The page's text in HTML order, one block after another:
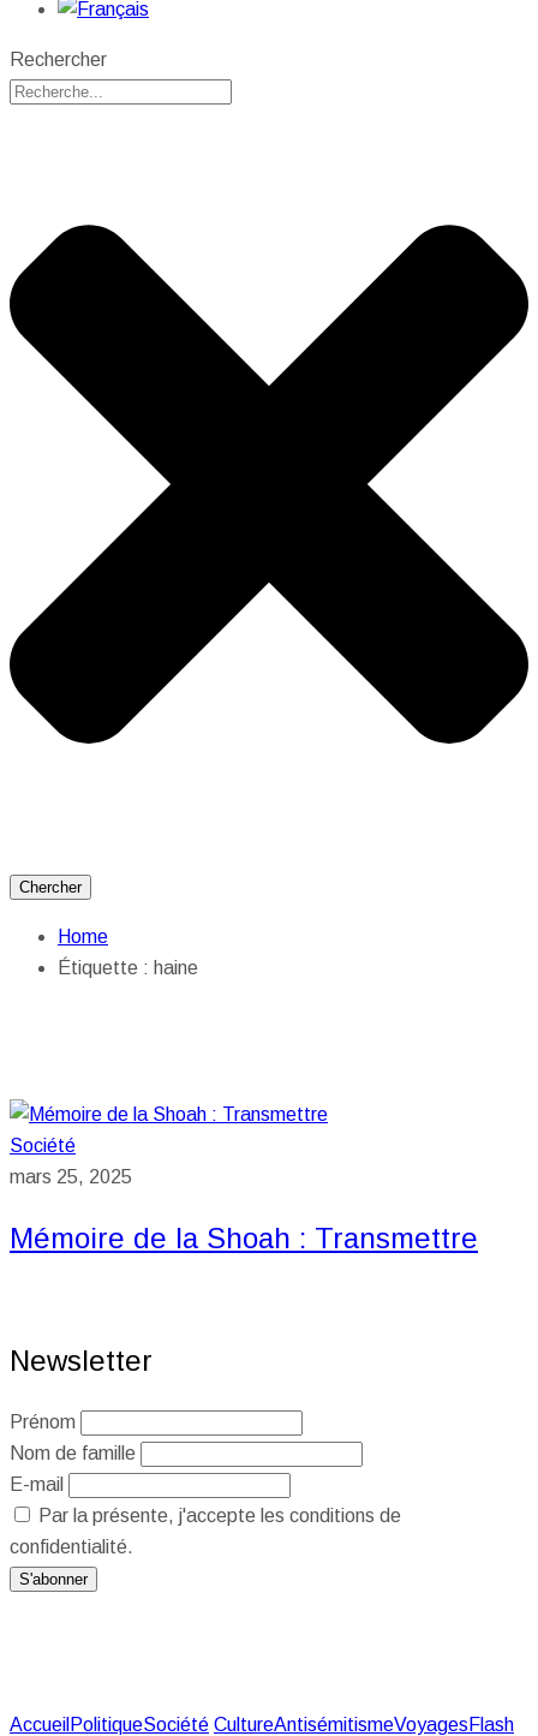
Rechercher
Chercher
Home
Étiquette : haine
Société
mars 25, 2025
Mémoire de la Shoah : Transmettre
Newsletter
Prénom
Nom de famille
E-mail
Par la présente, j'accepte les conditions de
confidentialité.
Accueil PolitiqueSociété CultureAntisémitismeVoyages Flash